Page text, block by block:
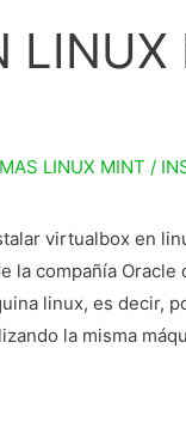
LINUX MINT /
virtualbox en
la compañía Oracle
linux, es decir,
la misma